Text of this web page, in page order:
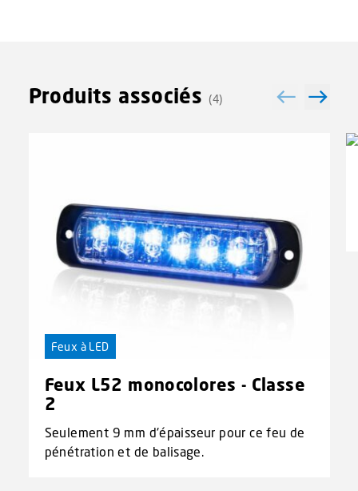
Produits associés (4)
Feux à LED
Feux L52 monocolores - Classe
2
Seulement 9 mm d'épaisseur pour ce feu de
pénétration et de balisage.